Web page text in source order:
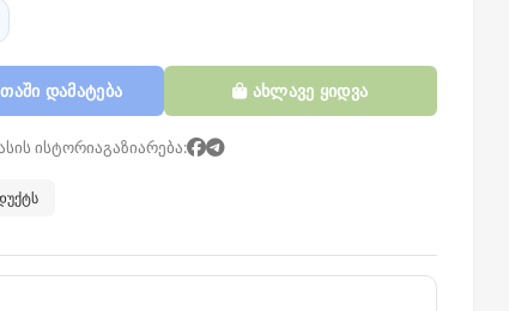
დამატება ახლავე ყიდვა
ისტორიაგაზიარება: